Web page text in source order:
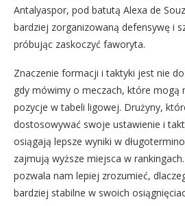
Antalyaspor, pod batutą Alexa de
bardziej zorganizowaną defensywę i
próbując zaskoczyć faworyta.
Znaczenie formacji i taktyki jest nie
gdy mówimy o meczach, które mogą
pozycje w tabeli ligowej. Drużyny,
dostosowywać swoje ustawienie i
osiągają lepsze wyniki w
zajmują wyższe miejsca w
pozwala nam lepiej zrozumieć,
bardziej stabilne w swoich